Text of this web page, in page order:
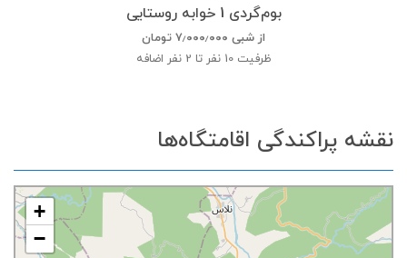
بوم‌گردی 1 خوابه روستایی
از شبی ۷٫۰۰۰٫۰۰۰ تومان
ظرفیت 10 نفر تا 2 نفر اضافه
نقشه پراکندگی اقامتگاه‌ها
+
−